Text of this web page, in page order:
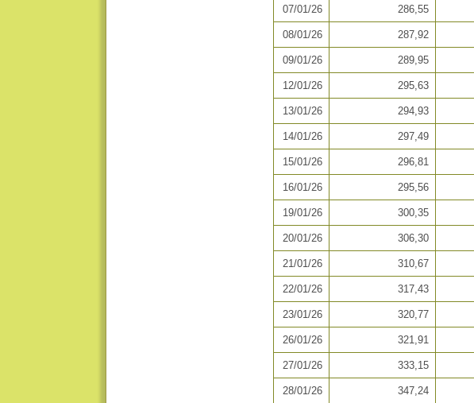
07/01/26 286,55
08/01/26 287,92
09/01/26 289,95
12/01/26 295,63
13/01/26 294,93
14/01/26 297,49
15/01/26 296,81
16/01/26 295,56
19/01/26 300,35
20/01/26 306,30
21/01/26 310,67
22/01/26 317,43
23/01/26 320,77
26/01/26 321,91
27/01/26 333,15
28/01/26 347,24